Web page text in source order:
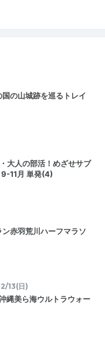
の山城跡を巡るトレイ
大人の部活！めざせサブ
11月 単発(4)
赤羽荒川ハーフマラソ
13(日)
縄美ら海ウルトラウォー